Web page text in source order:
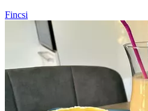
Fincsi